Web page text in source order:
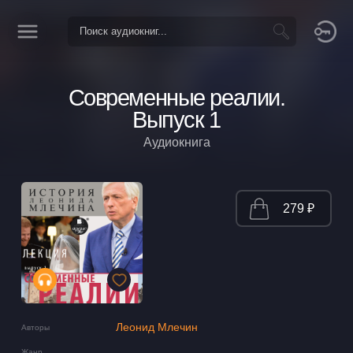
Современные реалии.
Выпуск 1
Аудиокнига
Авторы Леонид Млечин
279 ₽